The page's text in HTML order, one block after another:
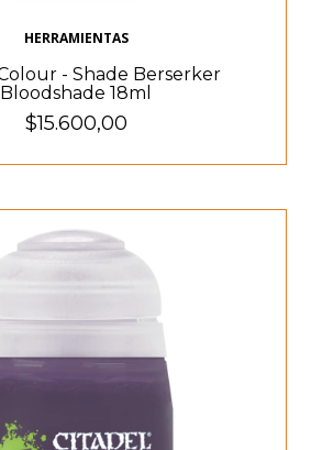
HERRAMIENTAS
- Shade Berserker
Bloodshade 18ml
$15.600,00